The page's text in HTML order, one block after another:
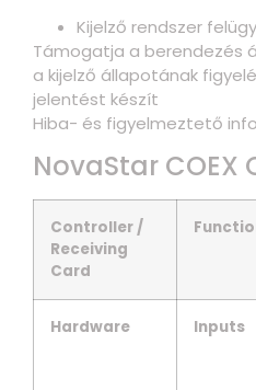
Kijelző rendszer
Támogatja a berendezés
a kijelző állapotának
jelentést készít
Hiba- és figyelmeztető
NovaStar
Controller /
Receiving
Card
Hardware Inputs